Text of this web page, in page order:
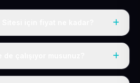
her yerinde geçerli yıllık tek
bağlı bütün ilçelere uzaktan ve